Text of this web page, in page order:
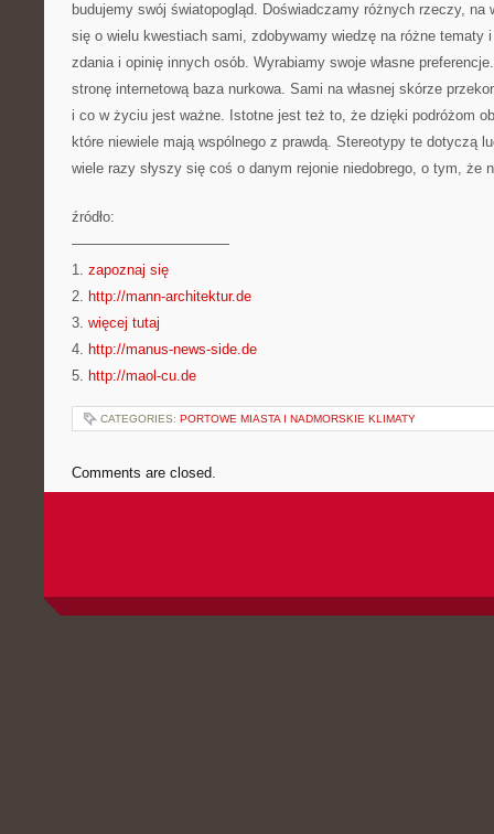
budujemy swój światopogląd. Doświadczamy różnych rzeczy, na
się o wielu kwestiach sami, zdobywamy wiedzę na różne tematy
zdania i opinię innych osób. Wyrabiamy swoje własne
stronę internetową baza nurkowa. Sami na własnej skórze
i co w życiu jest ważne. Istotne jest też to, że dzięki podróżom
które niewiele mają wspólnego z prawdą. Stereotypy te dotyczą
wiele razy słyszy się coś o danym rejonie niedobrego, o tym, że
źródło:
———————————
1. zapoznaj się
2. http://mann-architektur.de
3. więcej tutaj
4. http://manus-news-side.de
5. http://maol-cu.de
CATEGORIES: PORTOWE MIASTA I NADMORSKIE KLIMATY
Comments are closed.